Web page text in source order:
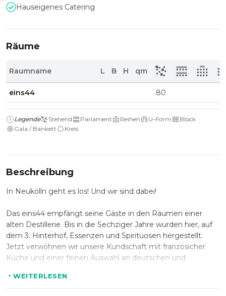
Hauseigenes Catering
Räume
Raumname L B H qm
eins44 80
Legende Stehend Parlament Reihen U-Form
Block
Gala / Bankett
Kreis
Beschreibung
In Neukölln geht es los! Und wir sind dabei!
Das eins44 empfängt seine Gäste in den Räumen einer
alten Destillerie. Bis in die Sechziger Jahre wurden hier, auf
dem 3. Hinterhof, Essenzen und Spirituosen hergestellt.
Jetzt verwöhnen wir unsere Kundschaft mit französicher
Küche und einer feinen Auswahl an deutschen und
Die Originalfassade sowie die teilweise bestehende originale
WEITERLESEN